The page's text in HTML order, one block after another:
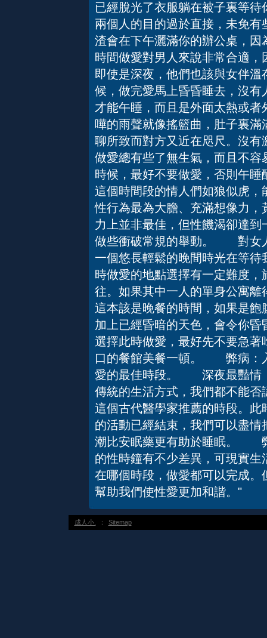
已經脫光了衣服躺在被子裏等
兩個人的目的過於直接，未免
渣會在下午灑滿你的辦公桌
時間做愛對男人來說非常合適
即使是深夜，他們也該與女伴
候，做完愛馬上昏昏睡去，沒
才能午睡，而且是外面太熱或
嘩的雨聲就像搖籃曲，肚子裏
聊所致而對方又近在咫尺。沒
做愛總有些了無生氣，而且不
時候，最好不要做愛，否則
這個時間段的情人們如狼似虎
性行為最為大膽、充滿想像力
力上並非最佳，但性饑渴卻達
做些衝破常規的舉動。 對女
一個悠長輕鬆的晚間時光在等
時做愛的地點選擇有一定難度
往。如果其中一人的單身公
這本該是晚餐的時間，如果是
加上已經昏暗的天色，會令你
選擇此時做愛，最好先不要急
口的餐館美餐一頓。 弊病：
愛的最佳時段。 深夜最豔情
傳統的生活方式，我們都不能
這個古代醫學家推薦的時段。
的活動已經結束，我們可以盡
潮比安眠藥更有助於睡眠。
的性時鐘有不少差異，可現實
在哪個時段，做愛都可以完成
幫助我們使性愛更加和諧。"
成人小. ： Sitemap